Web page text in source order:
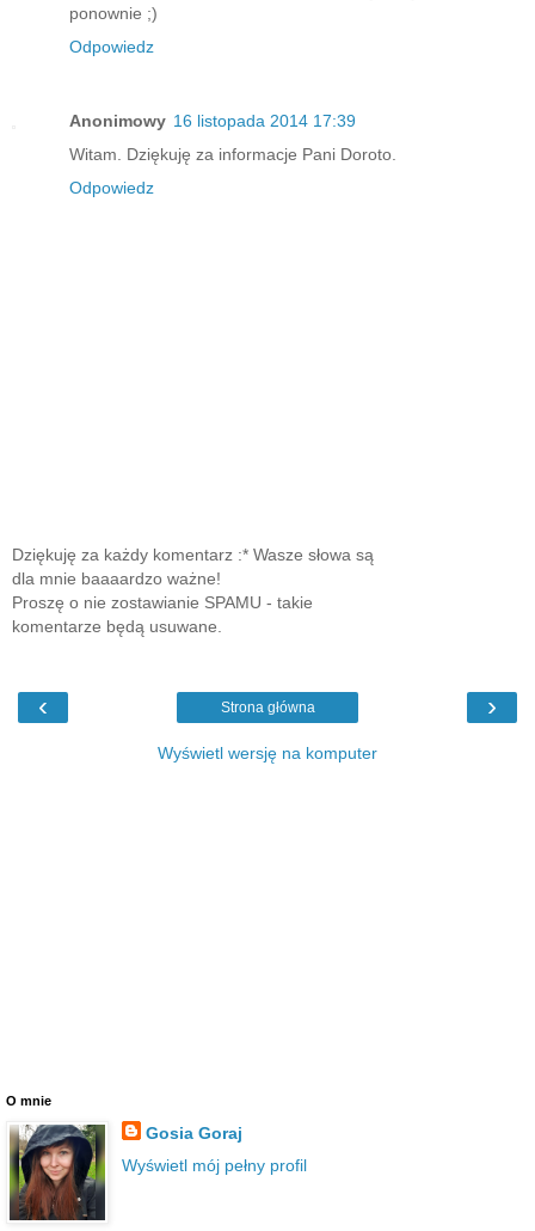
ponownie ;)
Odpowiedz
Anonimowy 16 listopada 2014 17:39
Witam. Dziękuję za informacje Pani Doroto.
Odpowiedz
Dziękuję za każdy komentarz :* Wasze słowa są
dla mnie baaaardzo ważne!
Proszę o nie zostawianie SPAMU - takie
komentarze będą usuwane.
‹ ›
Strona główna
Wyświetl wersję na komputer
O mnie
Gosia Goraj
Wyświetl mój pełny profil